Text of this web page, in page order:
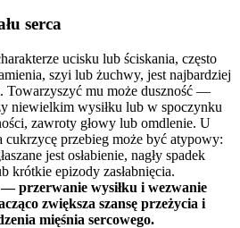
serca
ucisku lub ściskania, często
szyi lub żuchwy, jest najbardziej
Towarzyszyć mu może duszność —
niewielkim wysiłku lub w spoczynku
zawroty głowy lub omdlenie. U
cukrzycę przebieg może być atypowy:
jest osłabienie, nagły spadek
krótkie epizody zasłabnięcia.
przerwanie wysiłku i wezwanie
zwiększa szansę przeżycia i
mięśnia sercowego.